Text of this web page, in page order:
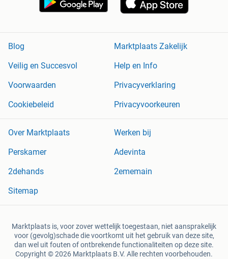
Blog
Marktplaats Zakelijk
Veilig en Succesvol
Help en Info
Voorwaarden
Privacyverklaring
Cookiebeleid
Privacyvoorkeuren
Over Marktplaats
Werken bij
Perskamer
Adevinta
2dehands
2ememain
Sitemap
Marktplaats is, voor zover wettelijk toegestaan, niet aansprakelijk
voor (gevolg)schade die voortkomt uit het gebruik van deze site,
dan wel uit fouten of ontbrekende functionaliteiten op deze site.
Copyright © 2026 Marktplaats B.V. Alle rechten voorbehouden.